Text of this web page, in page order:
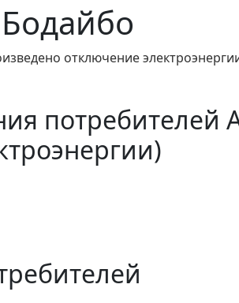
отключение
потребителей